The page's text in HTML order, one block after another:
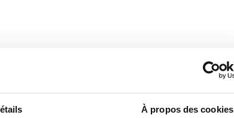
À propos des cookies